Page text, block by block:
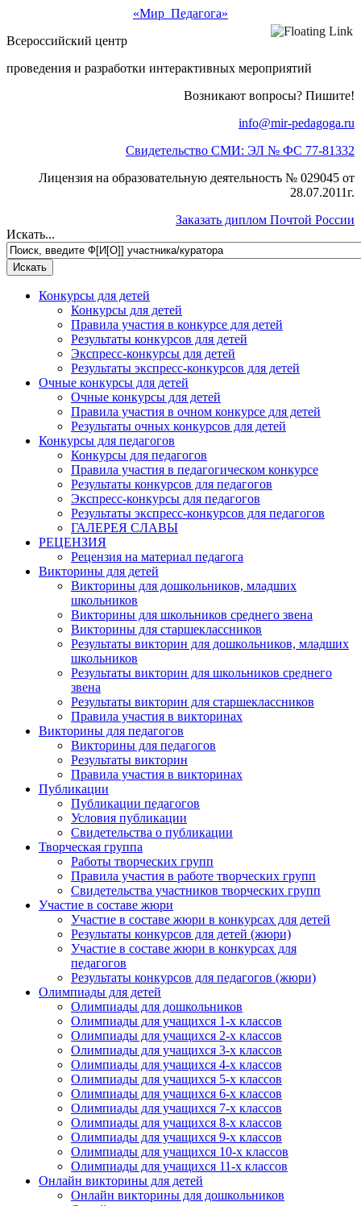
«Мир Педагога»
Всероссийский центр
проведения и разработки интерактивных мероприятий
Возникают вопросы? Пишите!
info@mir-pedagoga.ru
Свидетельство СМИ: ЭЛ № ФС 77-81332
Лицензия на образовательную деятельность № 029045 от
28.07.2011г.
Заказать диплом Почтой России
Искать...
Конкурсы для детей
Конкурсы для детей
Правила участия в конкурсе для детей
Результаты конкурсов для детей
Экспресс-конкурсы для детей
Результаты экспресс-конкурсов для детей
Очные конкурсы для детей
Очные конкурсы для детей
Правила участия в очном конкурсе для детей
Результаты очных конкурсов для детей
Конкурсы для педагогов
Конкурсы для педагогов
Правила участия в педагогическом конкурсе
Результаты конкурсов для педагогов
Экспресс-конкурсы для педагогов
Результаты экспресс-конкурсов для педагогов
ГАЛЕРЕЯ СЛАВЫ
РЕЦЕНЗИЯ
Рецензия на материал педагога
Викторины для детей
Викторины для дошкольников, младших
школьников
Викторины для школьников среднего звена
Викторины для старшеклассников
Результаты викторин для дошкольников, младших
школьников
Результаты викторин для школьников среднего
звена
Результаты викторин для старшеклассников
Правила участия в викторинах
Викторины для педагогов
Викторины для педагогов
Результаты викторин
Правила участия в викторинах
Публикации
Публикации педагогов
Условия публикации
Свидетельства о публикации
Творческая группа
Работы творческих групп
Правила участия в работе творческих групп
Свидетельства участников творческих групп
Участие в составе жюри
Участие в составе жюри в конкурсах для детей
Результаты конкурсов для детей (жюри)
Участие в составе жюри в конкурсах для
педагогов
Результаты конкурсов для педагогов (жюри)
Олимпиады для детей
Олимпиады для дошкольников
Олимпиады для учащихся 1-х классов
Олимпиады для учащихся 2-х классов
Олимпиады для учащихся 3-х классов
Олимпиады для учащихся 4-х классов
Олимпиады для учащихся 5-х классов
Олимпиады для учащихся 6-х классов
Олимпиады для учащихся 7-х классов
Олимпиады для учащихся 8-х классов
Олимпиады для учащихся 9-х классов
Олимпиады для учащихся 10-х классов
Олимпиады для учащихся 11-х классов
Онлайн викторины для детей
Онлайн викторины для дошкольников